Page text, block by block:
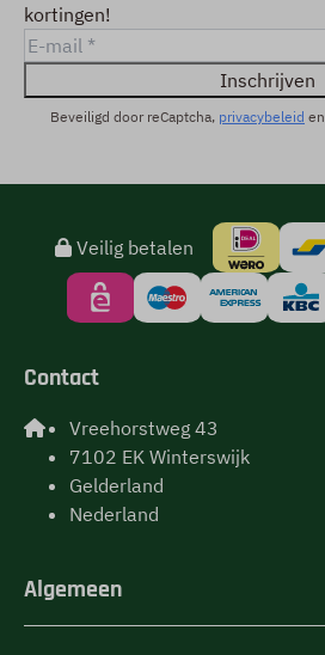
kortingen!
Inschrijven
Beveiligd door reCaptcha, privacybeleid en
Veilig betalen
Contact
Vreehorstweg 43
7102 EK Winterswijk
Gelderland
Nederland
Algemeen